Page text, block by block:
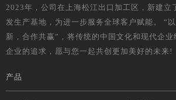
2023年，公司在上海松江出口加工区，新建立
发生产基地，为进一步服务全球客户赋能。 “
新，合作共赢”，将传统的中国文化和现代企业
企业的追求，愿与您一起共创更加美好的未来!
产品